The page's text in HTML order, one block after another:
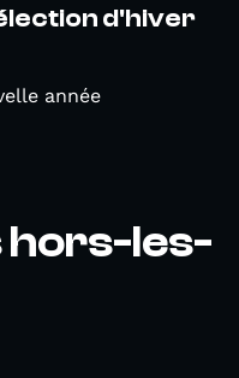
d'hiver
année
hors-les-